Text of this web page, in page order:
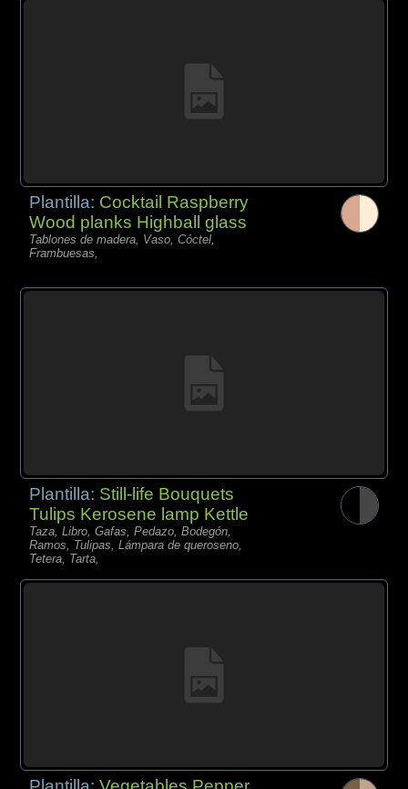
Plantilla: Cocktail Raspberry
Wood planks Highball glass
Tablones de madera, Vaso, Cóctel,
Frambuesas,
Plantilla: Still-life Bouquets
Tulips Kerosene lamp Kettle
Taza, Libro, Gafas, Pedazo, Bodegón,
Ramos, Tulipas, Lámpara de queroseno,
Tetera, Tarta,